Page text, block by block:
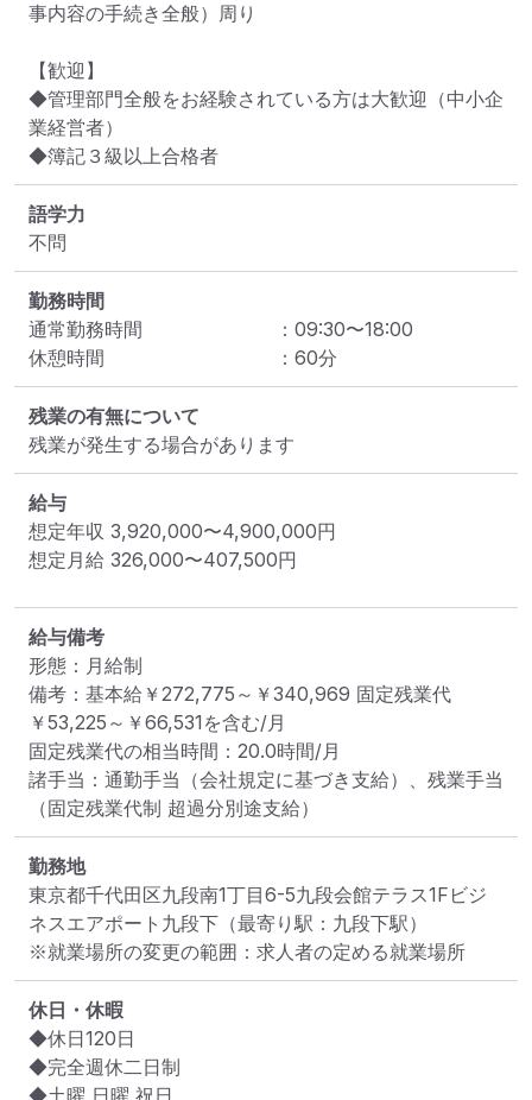
事内容の手続き全般）周り
【歓迎】
◆管理部門全般をお経験されている方は大歓迎（中小企
業経営者）
◆簿記３級以上合格者
語学力
不問
勤務時間
通常勤務時間
： 09:30〜18:00
休憩時間
： 60分
残業の有無について
残業が発生する場合があります
給与
想定年収 3,920,000〜4,900,000円
想定月給 326,000〜407,500円
給与備考
形態：月給制
備考：基本給￥272,775～￥340,969 固定残業代
￥53,225～￥66,531を含む/月
固定残業代の相当時間：20.0時間/月
諸手当：通勤手当（会社規定に基づき支給）、残業手当
（固定残業代制 超過分別途支給）
勤務地
東京都千代田区九段南1丁目6-5九段会館テラス1Fビジ
ネスエアポート九段下 （最寄り駅：九段下駅）
※就業場所の変更の範囲：求人者の定める就業場所
休日・休暇
◆休日120日
◆完全週休二日制